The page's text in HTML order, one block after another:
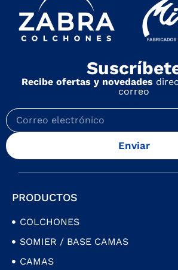
Recibe ofertas y novedades
correo
Enviar
PRODUCTOS
COLCHONES
SOMIER / BASE CAMAS
CAMAS